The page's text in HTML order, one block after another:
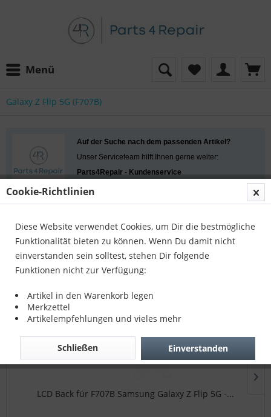
Menü
Galaxy Z Flip 5G (F707B)
Auf der Suche nach dem passenden Artikel?
Unser Serviceteam hilft Ihnen gerne weiter:
Parts4Repair - Kundenservice
Telefon:
E-Mail:info@parts4repair.de
Topseller
LCD Back für F707B Samsung Galaxy Z Flip 5G -...
Cookie-Richtlinien
Diese Website verwendet Cookies, um Dir die bestmögliche
Funktionalität bieten zu können. Wenn Du damit nicht
einverstanden sein solltest, stehen Dir folgende
Funktionen nicht zur Verfügung:
Artikel in den Warenkorb legen
Merkzettel
Artikelempfehlungen und vieles mehr
Einverstanden
Schließen